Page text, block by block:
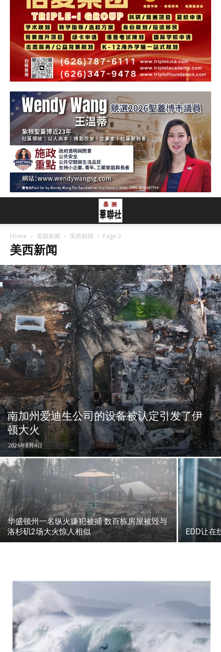
Home 美国新闻 美西新闻 Page 2
美西新闻
南加州爱迪生公司的设备被认定引发了伊
顿大火
2026年8月4日
华盛顿州一名纵火嫌犯被捕 数百栋房屋被毁与
洛杉矶2场大火惊人相似
EDD让在